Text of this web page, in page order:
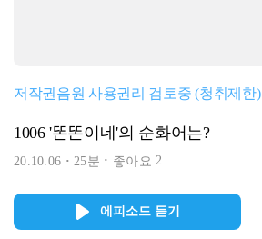
저작권음원 사용권리 검토중 (청취제한)
1006 '똔똔이네'의 순화어는?
20.10.06 25분 좋아요2
에피소드 듣기